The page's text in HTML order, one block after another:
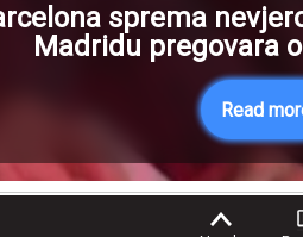
sprema
Madridu pregovara
Read